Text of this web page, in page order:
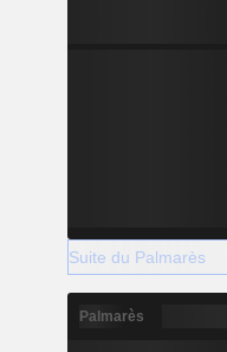
Suite du Palmarès
Palmarès